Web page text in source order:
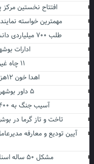
افتتاح نخستین مرکز
مهمترین خواسته
طلب ۷۰۰ میلیاردی دانشگاه علوم پزشکی بوشهر از بیمه ها
ادارات
اهدا خون ۱۲هزار بوشهری ابتدای سالجاری
آسیب جنگ به ۸۴۰۰ واحد مسکونی-تجاری بوشهر
تاخت و تاز گرما در بوشهر/
آیین تودیع و معارفه
مشکل ۵۰ ساله اسناد مالکیت مردم بیدخون حل شد